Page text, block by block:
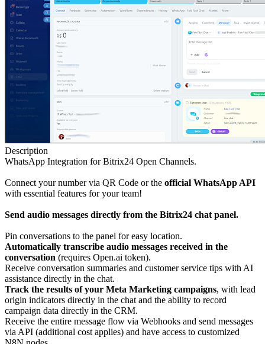
Description
WhatsApp Integration for Bitrix24 Open Channels.
Connect your number via QR Code or the official WhatsApp API
with essential features for your team!
Send audio messages directly from the Bitrix24 chat panel.
Pin conversations to the panel for easy location.
Automatically transcribe audio messages received in the
conversation (requires Open.ai token).
Receive conversation summaries and customer service tips with AI
assistance directly in the chat.
Track the results of your Meta Marketing campaigns, with lead
origin indicators directly in the chat and the ability to record
campaign data directly in the CRM.
Receive the entire message flow via Webhooks and send messages
via API (additional cost applies) and have access to customized